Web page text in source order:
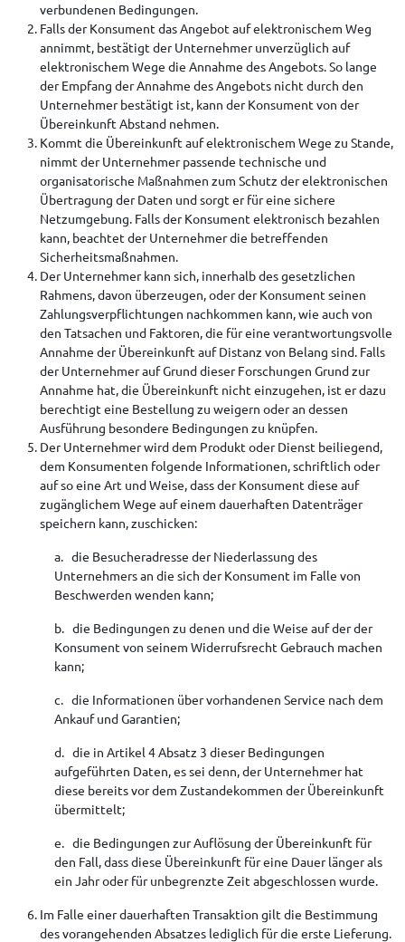
verbundenen Bedingungen.
Falls der Konsument das Angebot auf elektronischem Weg
annimmt, bestätigt der Unternehmer unverzüglich auf
elektronischem Wege die Annahme des Angebots. So lange
der Empfang der Annahme des Angebots nicht durch den
Unternehmer bestätigt ist, kann der Konsument von der
Übereinkunft Abstand nehmen.
Kommt die Übereinkunft auf elektronischem Wege zu Stande,
nimmt der Unternehmer passende technische und
organisatorische Maßnahmen zum Schutz der elektronischen
Übertragung der Daten und sorgt er für eine sichere
Netzumgebung. Falls der Konsument elektronisch bezahlen
kann, beachtet der Unternehmer die betreffenden
Sicherheitsmaßnahmen.
Der Unternehmer kann sich, innerhalb des gesetzlichen
Rahmens, davon überzeugen, oder der Konsument seinen
Zahlungsverpflichtungen nachkommen kann, wie auch von
den Tatsachen und Faktoren, die für eine verantwortungsvolle
Annahme der Übereinkunft auf Distanz von Belang sind. Falls
der Unternehmer auf Grund dieser Forschungen Grund zur
Annahme hat, die Übereinkunft nicht einzugehen, ist er dazu
berechtigt eine Bestellung zu weigern oder an dessen
Ausführung besondere Bedingungen zu knüpfen.
Der Unternehmer wird dem Produkt oder Dienst beiliegend,
dem Konsumenten folgende Informationen, schriftlich oder
auf so eine Art und Weise, dass der Konsument diese auf
zugänglichem Wege auf einem dauerhaften Datenträger
speichern kann, zuschicken:
a. die Besucheradresse der Niederlassung des
Unternehmers an die sich der Konsument im Falle von
Beschwerden wenden kann;
b. die Bedingungen zu denen und die Weise auf der der
Konsument von seinem Widerrufsrecht Gebrauch machen
kann;
c. die Informationen über vorhandenen Service nach dem
Ankauf und Garantien;
d. die in Artikel 4 Absatz 3 dieser Bedingungen
aufgeführten Daten, es sei denn, der Unternehmer hat
diese bereits vor dem Zustandekommen der Übereinkunft
übermittelt;
e. die Bedingungen zur Auflösung der Übereinkunft für
den Fall, dass diese Übereinkunft für eine Dauer länger als
ein Jahr oder für unbegrenzte Zeit abgeschlossen wurde.
Im Falle einer dauerhaften Transaktion gilt die Bestimmung
des vorangehenden Absatzes lediglich für die erste Lieferung.